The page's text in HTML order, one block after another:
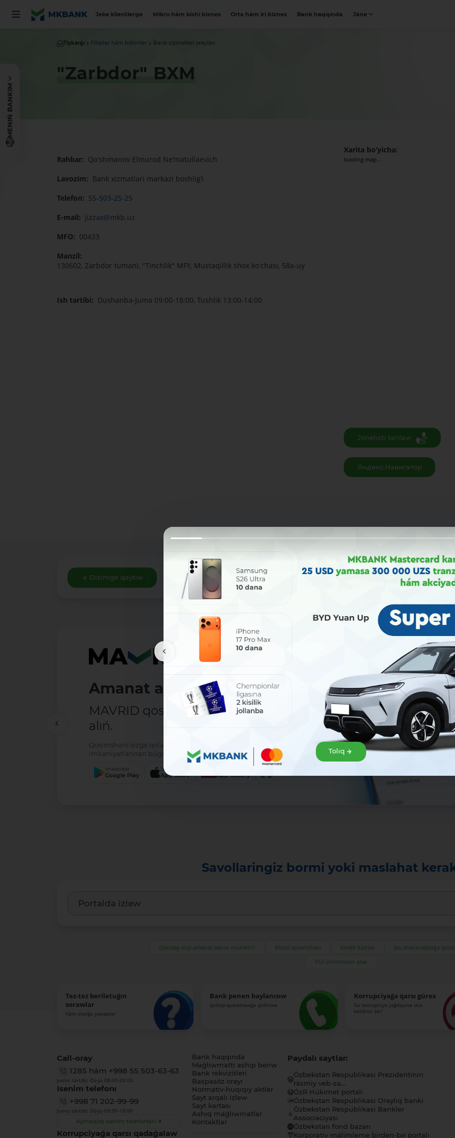
Jeke klientlerge Mikro hám kishi biznes Orta hám iri biznes Bank haqqında Jáne
MENIŃ BANKIM
Tiykarǵı Filiallar hám bólimler Bank xizmetleri orayları
"Zarbdor" BXM
Rahbar: Qoʻshmanov Elmurod Ne’matullaevich
Lavozim: Bank xizmatlari markazi boshlig‘i
Telefon: 55-503-25-25
E-mail: jizzax@mkb.uz
MFO: 00433
Manzil:
130602, Zarbdor tumani, "Tinchlik" MFY, Mustaqillik shox koʻchasi, 58a-uy
Ish tartibi: Dushanba-Juma 09:00-18:00, Tushlik 13:00-14:00
Xarita bo‘yicha:
loading map...
Jónelisti tańlaw
Яндекс.Навигатор
Dizimge qaytıw Bólisiw:
Amanat ashıw - ańsat!
MAVRID qosımshasın házir júklep
alıń.
Qosımshanı sizge qolaylı servis arqalı júklep alıń hám Mavrid
imkaniyatlarınan búgin-aq paydalanıwdı baslań!:
Imkani bar
Google Play
Júklew
App Store App Gallery
Savollaringiz bormi yoki maslahat
Qanday etip amanat ashıw múmkin? Mobil qosımshası Kredit kartası Jas shańaraqlarǵa
Pul ótkermesin alıw
Tez-tez beriletuǵın
sorawlar
hám olarǵa juwaplar
Bank penen baylanısıw
qollap-quwatlawǵa qońıraw
Korrupciyaǵa qarsı gúres
Siz korrupciya jaǵdayına dus
keldiniz be?
Call-oray
1285 hám +998 55 503-63-63
Jumıs tártibi: Dú-Ju 08:00-20:00
Isenim telefonı
+998 71 202-99-99
Jumıs tártibi: Dú-Ju 09:00-18:00
Aymaqlıq isenim telefonları
Korrupciyaǵa qarsı qadaǵalaw
Bank haqqında
Maǵlıwmattı ashıp beriw
Bank rekvizitleri
Baspasóz orayı
Normativ-huqıqıy aktler
Sayt arqalı izlew
Sayt kartası
Ashıq maǵlıwmatlar
Kontaktlar
Paydalı saytlar:
Ózbekstan Respublikası Prezidentinin
rásmiy veb-sa...
ÓzR Húkimet portalı
Ózbekstan Respublikası Oraylıq banki
Ózbekstan Respublikası Bankler
Associaciyası
Ózbekstan fond bazarı
Korporativ málimleme birden-bir portalı
Tolıq